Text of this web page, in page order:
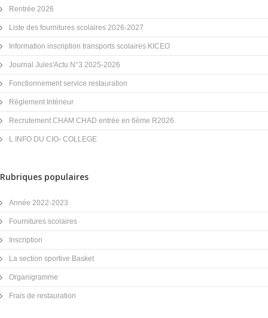
Rentrée 2026
Liste des fournitures scolaires 2026-2027
Information inscription transports scolaires KICEO
Journal Jules'Actu N°3 2025-2026
Fonctionnement service restauration
Règlement Intérieur
Recrutement CHAM CHAD entrée en 6ème R2026
L INFO DU CIO- COLLEGE
Rubriques populaires
Année 2022-2023
Fournitures scolaires
Inscription
La section sportive Basket
Organigramme
Frais de restauration